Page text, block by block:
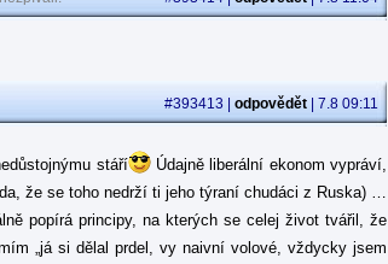
#393413 | odpovědět | 7.8 09:11
stáří
Údajně liberální ekonom vypráví,
že se toho nedrží ti jeho týraní chudáci z Ruska) …
popírá principy, na kterých se celej život tvářil, že
„já si dělal prdel, vy naivní volové, vždycky jsem